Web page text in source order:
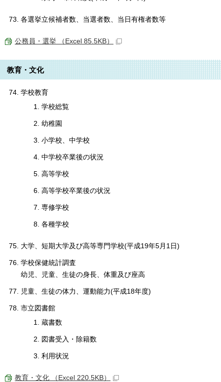
各選挙立候補者数、当選者数、当日有権者数等
公務員・選挙 （Excel 85.5KB）
教育・文化
学校教育
学校総覧
幼稚園
小学校、中学校
中学校卒業後の状況
高等学校
高等学校卒業後の状況
専修学校
各種学校
大学、短期大学及び高等専門学校(平成19年5月1日)
学校保健統計調査
幼児、児童、生徒の身長、体重及び座高
児童、生徒の体力、運動能力(平成18年度)
市立図書館
蔵書数
図書受入・除籍数
利用状況
教育・文化 （Excel 220.5KB）